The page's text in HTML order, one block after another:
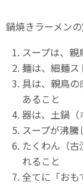
鍋焼きラーメン
スープは、
麺は、細麺ス
具は、親鳥
あること
器は、土鍋（
スープが沸
たくわん（
れること
全てに「おも